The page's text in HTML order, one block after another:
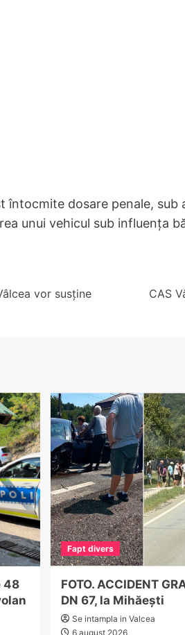
întocmite dosare penale, sub
unui vehicul sub influența
vor susține
CAS
48
Fapt divers
FOTO. ACCIDENT
DN 67, la Mihăești
Se intampla in Valcea
6 august 2026